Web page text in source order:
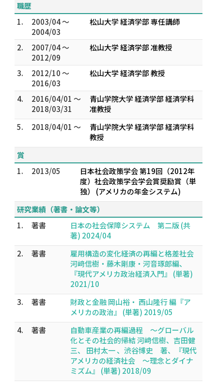
職歴
1.
2003/04 ～
2004/03
松山大学 経済学部 専任講師
2.
2007/04 ～
2012/09
松山大学 経済学部 准教授
3.
2012/10 ～
2016/03
松山大学 経済学部 教授
4.
2016/04/01 ～
2018/03/31
青山学院大学 経済学部 経済学科
准教授
5.
2018/04/01 ～
青山学院大学 経済学部 経済学科
教授
賞
1.
2013/05
日本社会政策学会 第19回（2012年
度）社会政策学会学会賞奨励賞（単
独） (アメリカの年金システム)
研究業績（著書・論文等）
1.
著書
日本の社会保障システム 第二版 (共
著) 2024/04
2.
著書
雇用構造の変化――経済の再編と格差社会
河﨑信樹・藤木剛康・河音琢郎編、
『現代アメリカ政治経済入門』 (単著)
2021/10
3.
著書
財政と金融 岡山裕・ 西山隆行 編『ア
メリカの政治』 (単著) 2019/05
4.
著書
自動車産業の再編過程 〜グローバル
化とその社会的帰結 河﨑信樹、吉田健
三、 田村太一 、渋谷博史 著、『現代
アメリカの経済社会 〜理念とダイナ
ミズム』 (単著) 2018/09